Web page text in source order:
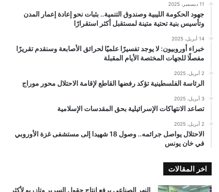
11 ديسمبر، 2025
جهود الحكومة الليبية وصندوق التنمية.. بثبات نحو إعادة إعمار المدن
وتأسيس بنية تحتية متينة لمستقبل أكثر استقرارًا
14 أبريل، 2025
خبراء أوروبيون: لا يوجد تفسيرًا علميًا لحرائق الأصابعة وسنقدم تقريرًا
مفصلًا للجهات المختصة الأيام المقبلة
2 أبريل، 2025
الرئاسة الفلسطينية تؤكد رفضها القاطع لإقامة الاحتلال محور موراج
3 أبريل، 2025
تصاعد الانتهاكات الإسرائيلية بحق المقدسات الإسلامية
2 أبريل، 2025
الاحتلال يواصل جرائمه.. وصول 18 شهيدا إلى مستشفى غزة الأوروبي
في خان يونس
اخر المقالات
النهر الصناعي يرفع إنتاج حقول السرير وتازربو لأكثر